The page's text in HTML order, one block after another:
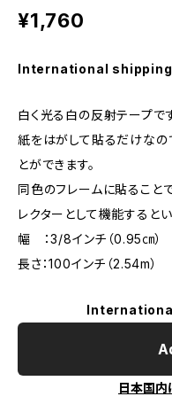
¥1,760
International
白く光る白の反射テープで
紙をはがして貼るだけなの
とができます。
同色のフレームに貼ること
レクターとして機能すると
幅 ：3/8インチ（0.95㎝）
長さ：100インチ（2.54m）
日本国内